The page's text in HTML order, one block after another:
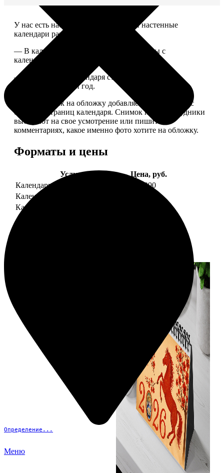
Определение...
Меню
У нас есть настольные, магнитные и настенные
календари разных размеров.
— В календаре 13 листов: обложка+листы с
календарной сеткой.
— Обложка для календаря стандартная, дизайн
обновляем каждый год.
— В кружочек на обложку добавляем фотографию с
одной из страниц календаря. Снимок наши сотрудники
выбирают на свое усмотрение или пишите в
комментариях, какое именно фото хотите на обложку.
Форматы и цены
Услуга
Цена, руб.
Календарь настенный
от 1290
Календарь "домик"
Календарь магнитный отрывной